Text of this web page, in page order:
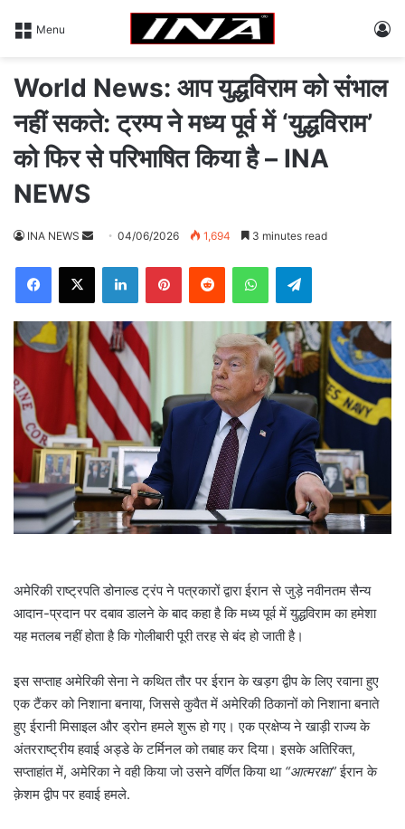
Menu
World News: आप युद्धविराम को संभाल
नहीं सकते: ट्रम्प ने मध्य पूर्व में ‘युद्धविराम’
को फिर से परिभाषित किया है – INA
NEWS
INA NEWS
d
a
n
m
a
i
l
04/06/2026 1,694 3 minutes read
अमेरिकी राष्ट्रपति डोनाल्ड ट्रंप ने पत्रकारों द्वारा ईरान से जुड़े नवीनतम सैन्य
आदान-प्रदान पर दबाव डालने के बाद कहा है कि मध्य पूर्व में युद्धविराम का हमेशा
यह मतलब नहीं होता है कि गोलीबारी पूरी तरह से बंद हो जाती है।
इस सप्ताह अमेरिकी सेना ने कथित तौर पर ईरान के खड़ग द्वीप के लिए रवाना हुए
एक टैंकर को निशाना बनाया, जिससे कुवैत में अमेरिकी ठिकानों को निशाना बनाते
हुए ईरानी मिसाइल और ड्रोन हमले शुरू हो गए। एक प्रक्षेप्य ने खाड़ी राज्य के
अंतरराष्ट्रीय हवाई अड्डे के टर्मिनल को तबाह कर दिया। इसके अतिरिक्त,
सप्ताहांत में, अमेरिका ने वही किया जो उसने वर्णित किया था “आत्मरक्षा”ईरान के
क़ेशम द्वीप पर हवाई हमले.